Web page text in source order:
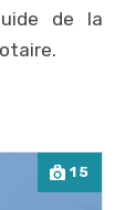
de la
15